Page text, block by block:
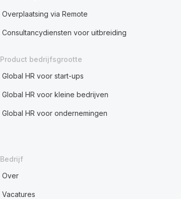
Overplaatsing via Remote
Consultancydiensten voor uitbreiding
Product bedrijfsgrootte
Global HR voor start-ups
Global HR voor kleine bedrijven
Global HR voor ondernemingen
Bedrijf
Over
Vacatures